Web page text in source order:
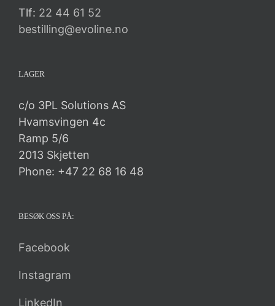
Tlf: 22 44 61 52
bestilling@evoline.no
LAGER
c/o 3PL Solutions AS
Hvamsvingen 4c
Ramp 5/6
2013 Skjetten
Phone: +47 22 68 16 48
BESØK OSS PÅ:
Facebook
Instagram
LinkedIn